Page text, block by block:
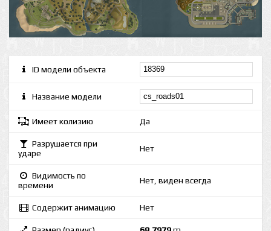
ID модели объекта
Название модели
Имеет колизию Да
Разрушается при
ударе
Нет
Видимость по
времени
Нет, виден всегда
Содержит анимацию Нет